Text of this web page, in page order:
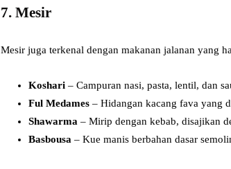
7. Mesir
Mesir juga terkenal dengan makanan jalanan yang
Koshari – Campuran nasi, pasta, lentil, dan
Ful Medames – Hidangan kacang fava yang
Shawarma – Mirip dengan kebab, disajikan
Basbousa – Kue manis berbahan dasar